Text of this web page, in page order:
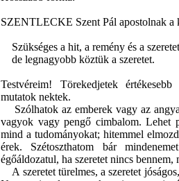
SZENTLECKE Szent Pál apostolnak a
Szükséges a hit, a remény és a
de legnagyobb köztük a szeretet.
Testvéreim! Törekedjetek
mutatok nektek.
Szólhatok az emberek vagy az
vagyok vagy pengő cimbalom. Lehet
mind a tudományokat; hitemmel
érek. Szétoszthatom bár
égőáldozatul, ha szeretet nincs bennem,
A szeretet türelmes, a szeretet